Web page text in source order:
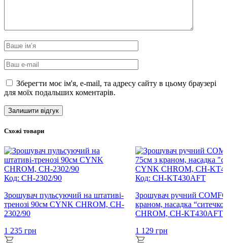
Зберегти моє ім'я, e-mail, та адресу сайту в цьому браузері
для моїх подальших коментарів.
Схожі товари
Код: CH-2302/90
Зрошувач пульсуючий на штативі-
тренозі 90см CYNK CHROM, CH-
2302/90
1 235 грн
Код: CH-KT430AFT
Зрошувач ручний
краном, насадка
CHROM, CH-KT430AFT
1 129 грн